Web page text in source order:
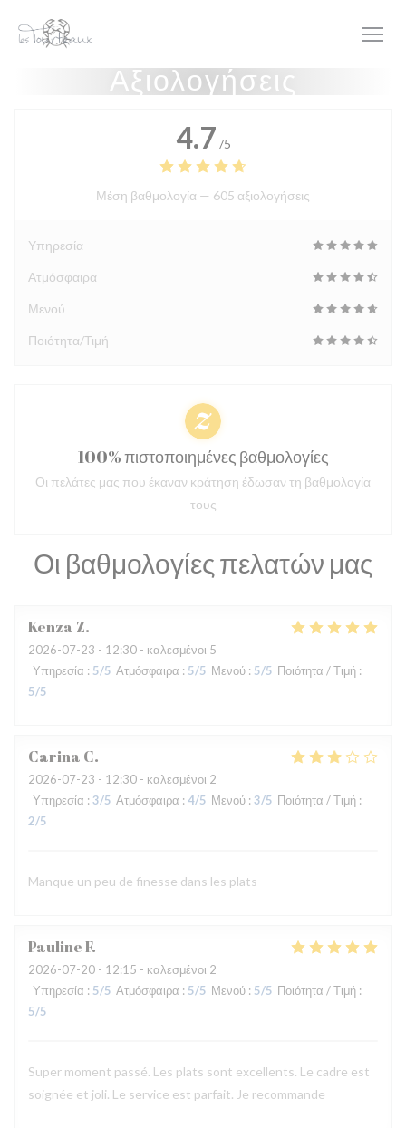
Αξιολογήσεις
Οι βαθμολογίες πελατών μας
Kenza Z
2026-07-23 - 12:30 - καλεσμένοι 5
Υπηρεσία : 5/5 Ατμόσφαιρα : 5/5 Μενού : 5/5 Ποιότητα / Τιμή :
5/5
Carina C
2026-07-23 - 12:30 - καλεσμένοι 2
Υπηρεσία : 3/5 Ατμόσφαιρα : 4/5 Μενού : 3/5 Ποιότητα / Τιμή :
2/5
Manque un peu de finesse dans les plats
PaulineF
2026-07-20 - 12:15 - καλεσμένοι 2
Υπηρεσία : 5/5 Ατμόσφαιρα : 5/5 Μενού : 5/5 Ποιότητα / Τιμή :
5/5
Super moment passé. Les plats sont excellents. Le cadre est
soignée et joli. Le service est parfait. Je recommande
4.7 /5
Μέση βαθμολογία — 605 αξιολογήσεις
Υπηρεσία
Ατμόσφαιρα
Μενού
Ποιότητα/Τιμή
100% πιστοποιημένες βαθμολογίες
Οι πελάτες μας που έκαναν κράτηση έδωσαν τη βαθμολογία
τους